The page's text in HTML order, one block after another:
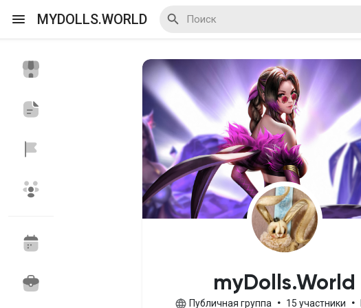
MYDOLLS.WORLD
Я организатор
Мои группы
myDolls.World
Публичная группа • 15 участники •